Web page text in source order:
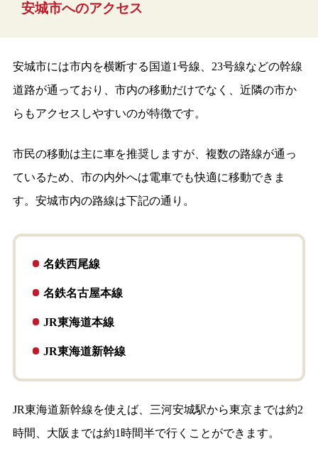
安城市へのアクセス
安城市には市内を横断する国道1号線、23号線などの幹線
道路が通っており、市内の移動だけでなく、近隣の市か
らもアクセスしやすいのが特徴です。
市民の移動は主に車を推奨しますが、複数の路線が通っ
ているため、市の内外へは電車でも快適に移動できま
す。安城市内の路線は下記の通り。
名鉄西尾線
名鉄名古屋本線
JR東海道本線
JR東海道新幹線
JR東海道新幹線を使えば、三河安城駅から東京までは約2
時間、大阪までは約1時間半で行くことができます。